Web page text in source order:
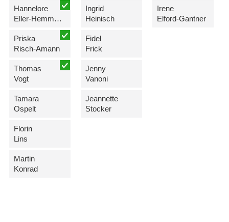
Hannelore
Eller-Hemmerle
Priska
Risch-Amann
Thomas
Vogt
Tamara
Ospelt
Florin
Lins
Martin
Konrad
Ingrid
Heinisch
Fidel
Frick
Jenny
Vanoni
Jeannette
Stocker
Irene
Elford-Gantner